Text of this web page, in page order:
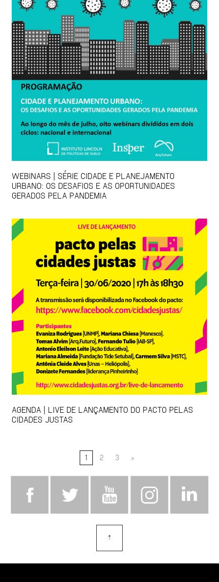
WEBINARS | SÉRIE CIDADE E PLANEJAMENTO
URBANO: OS DESAFIOS E AS OPORTUNIDADES
GERADOS PELA PANDEMIA
AGENDA | LIVE DE LANÇAMENTO DO PACTO PELAS
CIDADES JUSTAS
1 2 3 >
⇡